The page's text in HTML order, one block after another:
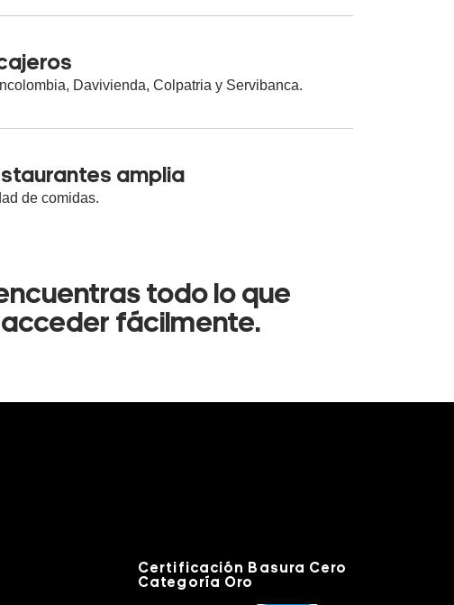
Davivienda, Colpatria y Servibanca.
amplia
de comidas.
todo lo que
acceder fácilmente.
Certificación Basura Cero
Categoría Oro